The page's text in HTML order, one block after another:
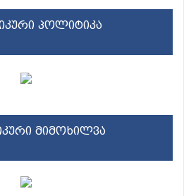
პოლიტიკა
მიმოხილვა